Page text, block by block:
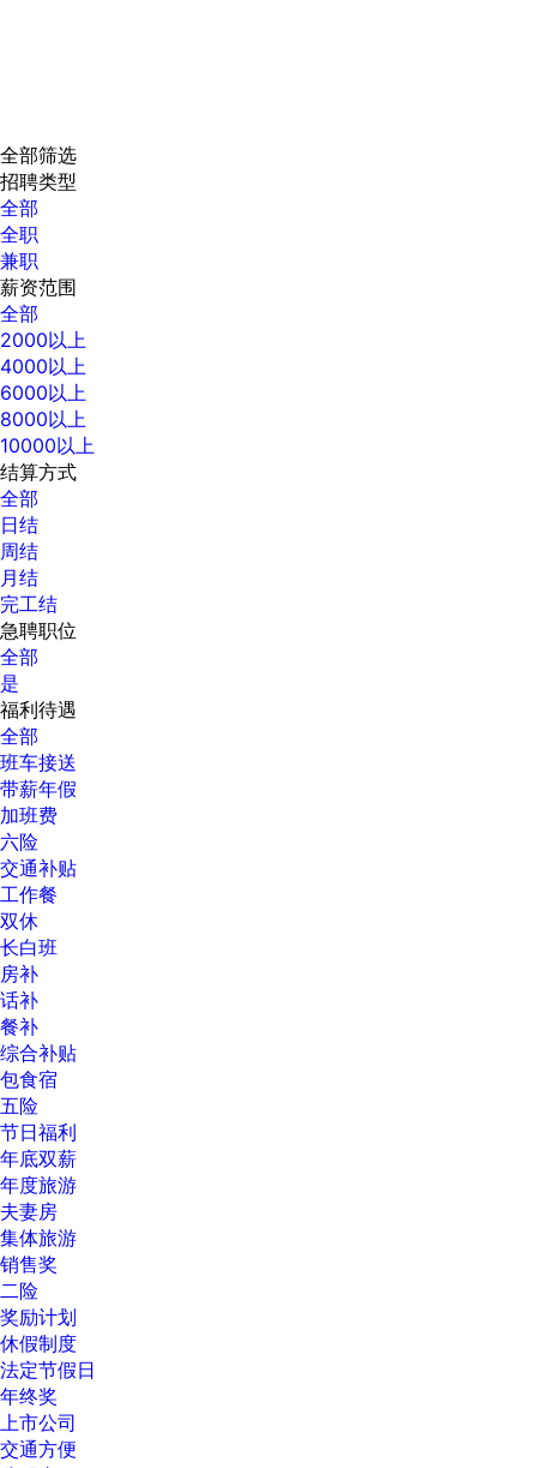
全部筛选
招聘类型
全部
全职
兼职
薪资范围
全部
2000以上
4000以上
6000以上
8000以上
10000以上
结算方式
全部
日结
周结
月结
完工结
急聘职位
全部
是
福利待遇
全部
班车接送
带薪年假
加班费
六险
交通补贴
工作餐
双休
长白班
房补
话补
餐补
综合补贴
包食宿
五险
节日福利
年底双薪
年度旅游
夫妻房
集体旅游
销售奖
二险
奖励计划
休假制度
法定节假日
年终奖
上市公司
交通方便